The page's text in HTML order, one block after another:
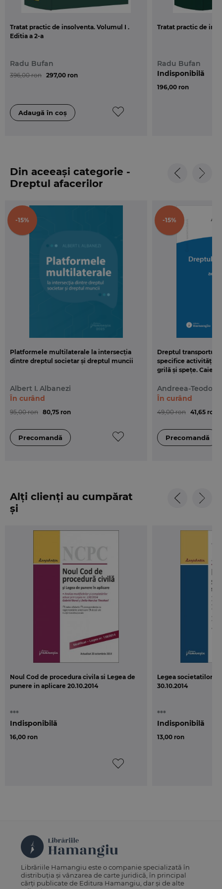
elemente de noutate aduse prin Legea nr. 85/2014,
Presedinte INPPI, si doamna Av. Andreea Deli-
Tratat practic de insolventa. Volumul I .
Editia a 2-a
Radu Bufan
396,00 ron 297,00 ron
Tratat practic de
Radu Bufan
196,00 ron
Indisponibilă
Din aceeași categorie -
Dreptul afacerilor
-15%
Platformele multilaterale la intersecția
dintre dreptul societar și dreptul muncii
Albert I. Albanezi
95,00 ron 80,75 ron
În curând
-15%
Dreptul
specifice activității
grilă și spețe. Caiet
Andreea-Teodora
49,00 ron 41,65 ron
În curând
Alți clienți au cumpărat
și
Noul Cod de procedura civila si Legea de
punere in aplicare 20.10.2014
***
16,00 ron
Indisponibilă
Legea societatilor si
30.10.2014
***
13,00 ron
Indisponibilă
Librăriile Hamangiu este o companie specializată în
distribuția și vânzarea de carte juridică, în principal
cărți publicate de Editura Hamangiu, dar și de alte